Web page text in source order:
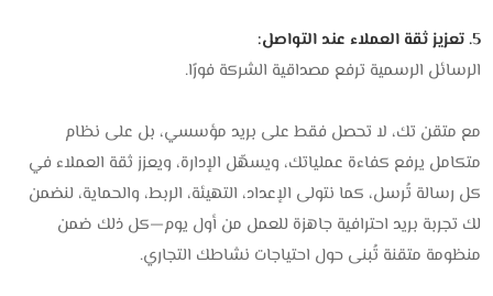
5. تعزيز ثقة العملاء عند التواصل:
الرسائل الرسمية ترفع مصداقية الشركة فورًا.
مع متقن تك، لا تحصل فقط على بريد مؤسسي، بل على نظام
متكامل يرفع كفاءة عملياتك، ويسهّل الإدارة، ويعزز ثقة العملاء في
كل رسالة تُرسل، كما نتولى الإعداد، التهيئة، الربط، والحماية، لنضمن
لك تجربة بريد احترافية جاهزة للعمل من أول يوم—كل ذلك ضمن
منظومة متقنة تُبنى حول احتياجات نشاطك التجاري.